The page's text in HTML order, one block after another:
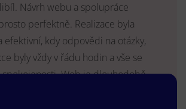
Návrh webu a spolupráce
perfektně. Realizace byla
efektivní, kdy odpovědi na otázky,
byly vždy v řádu hodin a vše se
spokojenosti. Web je dlouhodobě
průběžně upravován a podílí se